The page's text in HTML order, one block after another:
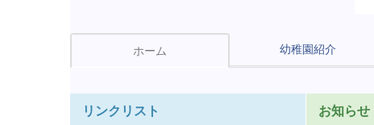
ホーム 幼稚園紹介
お知らせ
リンクリスト